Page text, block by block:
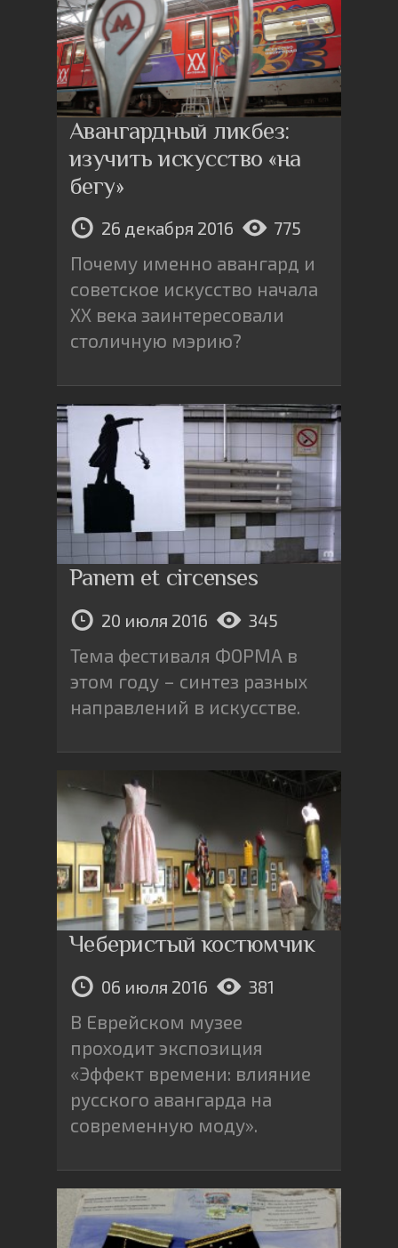
Авангардный ликбез:
изучить искусство «на
бегу»
26 декабря 2016 775
Почему именно авангард и
советское искусство начала
XX века заинтересовали
столичную мэрию?
Panem et circenses
20 июля 2016 345
Тема фестиваля ФОРМА в
этом году – синтез разных
направлений в искусстве.
Чеберистый костюмчик
06 июля 2016 381
В Еврейском музее
проходит экспозиция
«Эффект времени: влияние
русского авангарда на
современную моду».